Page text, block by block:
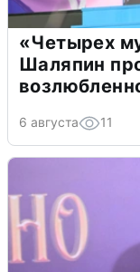
«Четырех
Шаляпин
6 августа 11